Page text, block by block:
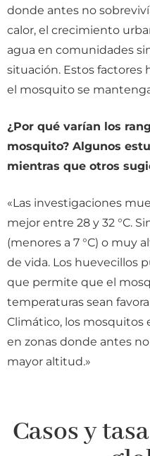
donde antes no
calor, el crecimiento
agua en comunidades
situación. Estos factores
el mosquito se
¿Por qué varían los
mosquito? Algunos
mientras que otros
«Las investigaciones
mejor entre 28 y 32 °C.
(menores a 7 °C) o muy
de vida. Los huevecillos
que permite que el
temperaturas sean
Climático, los mosquitos
en zonas donde antes
mayor altitud.»
Casos y